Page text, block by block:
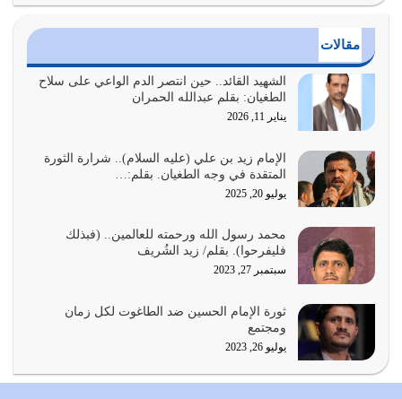
أي أمة تتفرق في الدين وتتفرق في كيانها معناه أنها أصبحت
أمة عاجزة عن النهوض…
يوليو 23, 2026
بحبل الله جميعاً وليس كل…
يوليو 22, 2026
يشاء ويذل من يشاء
يوليو 21, 2026
كل زمان…
يوليو 19, 2026
الوظيفة عبارة عن مسؤولية يجب النهوض بها كما ينبغي لكي
مقالات
الشهيد القائد.. حين انتصر الدم الواعي على سلاح
الطغيان: بقلم عبدالله الحمران
يناير 11, 2026
الإمام زيد بن علي (عليه السلام).. شرارة الثورة
المتقدة في وجه الطغيان. بقلم:…
يوليو 20, 2025
محمد رسول الله ورحمته للعالمين.. (فبذلك
فليفرحوا). بقلم/ زيد الشُريف
سبتمبر 27, 2023
ثورة الإمام الحسين ضد الطاغوت لكل زمان
ومجتمع
يوليو 26, 2023